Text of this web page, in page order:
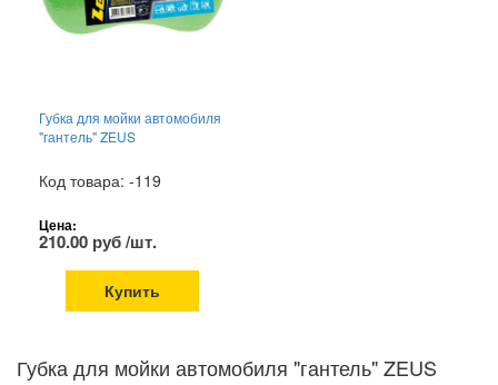
Губка для мойки автомобиля
"гантель" ZEUS
Код товара: -119
Цена:
210.00 руб /шт.
Купить
Губка для мойки автомобиля "гантель" ZEUS